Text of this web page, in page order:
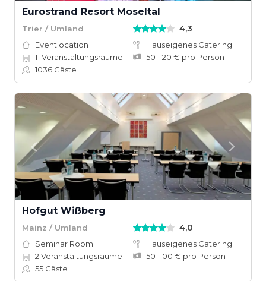
Eurostrand Resort Moseltal
Trier / Umland 4,3
Eventlocation
Hauseigenes Catering
11 Veranstaltungsräume
50–120 € pro Person
1036 Gäste
Hofgut Wißberg
Mainz / Umland 4,0
Seminar Room
Hauseigenes Catering
2 Veranstaltungsräume
50–100 € pro Person
55 Gäste